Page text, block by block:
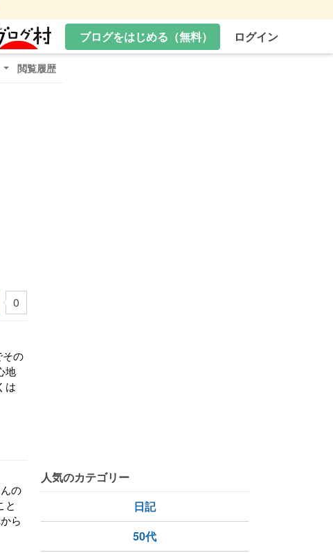
ブログをはじめる（無料）
ログイン
閲覧履歴
0
の
地
は
の
と
ら
人気のカテゴリー
日記
50代